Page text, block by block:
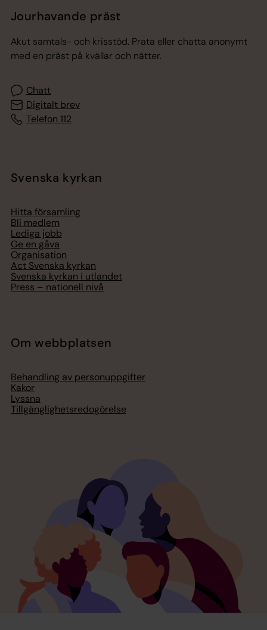
Jourhavande präst
Akut samtals- och krisstöd. Prata eller chatta anonymt
med en präst på kvällar och nätter.
Chatt
Digitalt brev
Telefon 112
Svenska kyrkan
Hitta församling
Bli medlem
Lediga jobb
Ge en gåva
Organisation
Act Svenska kyrkan
Svenska kyrkan i utlandet
Press – nationell nivå
Om webbplatsen
Behandling av personuppgifter
Kakor
Lyssna
Tillgänglighetsredogörelse